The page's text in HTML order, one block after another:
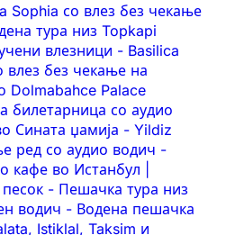
Sophia со влез без чекање
тура низ Topkapi
влезници - Basilica
влез без чекање на
Dolmabahce Palace
билетарница со аудио
Сината џамија - Yildiz
ред со аудио водич -
кафе во Истанбул |
- Пешачка тура низ
водич - Водена пешачка
Istiklal, Taksim и